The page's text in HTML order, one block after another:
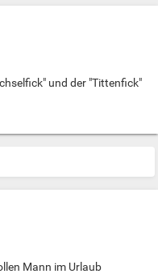
und der "Tittenfick"
Mann im Urlaub